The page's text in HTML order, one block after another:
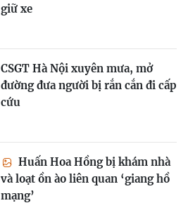
giữ xe
CSGT Hà Nội xuyên mưa, mở
đường đưa người bị rắn cắn đi cấp
cứu
Huấn Hoa Hồng bị khám nhà
và loạt ồn ào liên quan ‘giang hồ
mạng’